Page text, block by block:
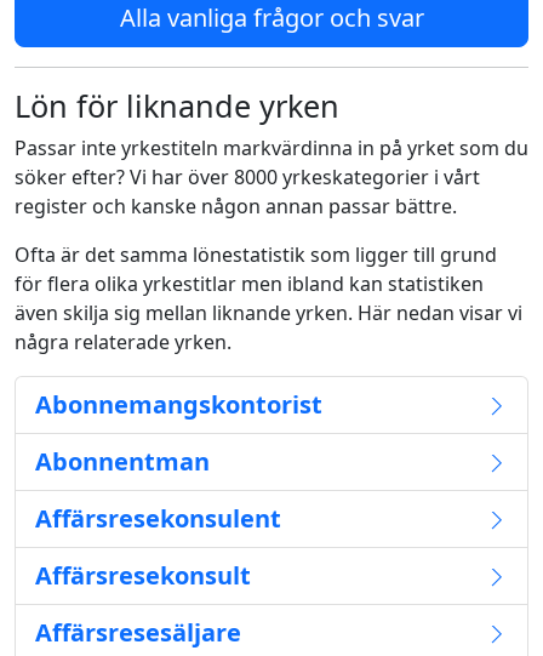
Alla vanliga frågor och svar
Lön för liknande yrken
Passar inte yrkestiteln markvärdinna in på yrket som du
söker efter? Vi har över 8000 yrkeskategorier i vårt
register och kanske någon annan passar bättre.
Ofta är det samma lönestatistik som ligger till grund
för flera olika yrkestitlar men ibland kan statistiken
även skilja sig mellan liknande yrken. Här nedan visar vi
några relaterade yrken.
Abonnemangskontorist
Abonnentman
Affärsresekonsulent
Affärsresekonsult
Affärsresesäljare